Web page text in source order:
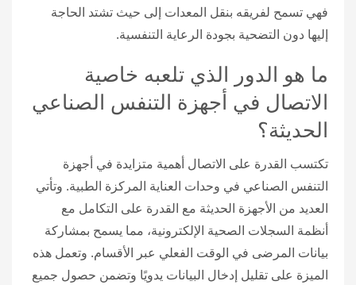
فهي تسمح لفريقه بنقل المعدات إلى حيث تشتد الحاجة
إليها دون التضحية بجودة الرعاية التنفسية.
ما هو الدور الذي تلعبه خاصية
الاتصال في أجهزة التنفس الصناعي
الحديثة؟
تكتسب القدرة على الاتصال أهمية متزايدة في أجهزة
التنفس الصناعي في وحدات العناية المركزة الطبية. وتأتي
العديد من الأجهزة الحديثة مع القدرة على التكامل مع
أنظمة السجلات الصحية الإلكترونية، مما يسمح بمشاركة
بيانات المرضى في الوقت الفعلي عبر الأقسام. وتعمل هذه
الميزة على تقليل إدخال البيانات يدويًا وتضمن حصول جميع